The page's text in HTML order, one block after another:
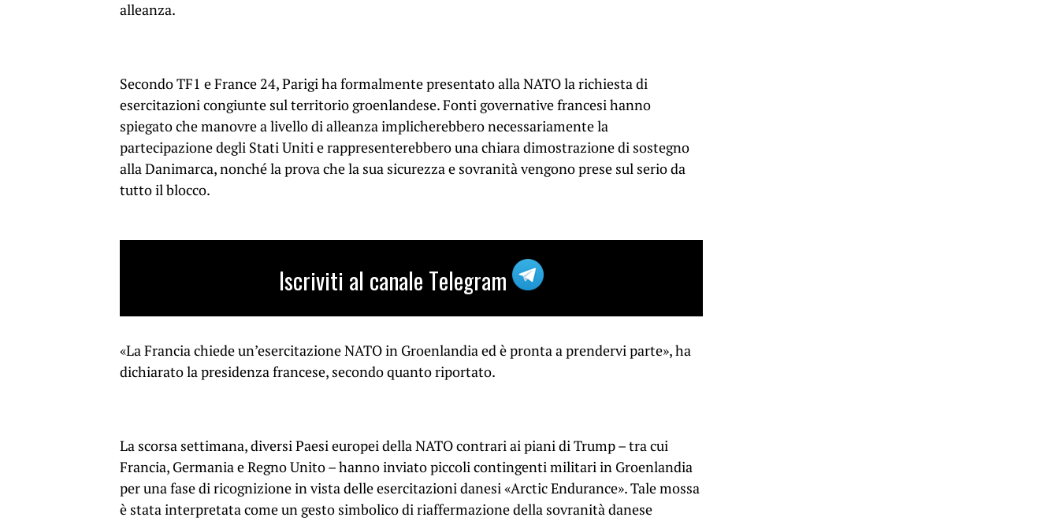
alleanza.
Secondo TF1 e France 24, Parigi ha formalmente presentato alla NATO la richiesta di
esercitazioni congiunte sul territorio groenlandese. Fonti governative francesi hanno
spiegato che manovre a livello di alleanza implicherebbero necessariamente la
partecipazione degli Stati Uniti e rappresenterebbero una chiara dimostrazione di sostegno
alla Danimarca, nonché la prova che la sua sicurezza e sovranità vengono prese sul serio da
tutto il blocco.
Iscriviti al canale Telegram
«La Francia chiede un’esercitazione NATO in Groenlandia ed è pronta a prendervi parte», ha
dichiarato la presidenza francese, secondo quanto riportato.
La scorsa settimana, diversi Paesi europei della NATO contrari ai piani di Trump – tra cui
Francia, Germania e Regno Unito – hanno inviato piccoli contingenti militari in Groenlandia
per una fase di ricognizione in vista delle esercitazioni danesi «Arctic Endurance». Tale mossa
è stata interpretata come un gesto simbolico di riaffermazione della sovranità danese